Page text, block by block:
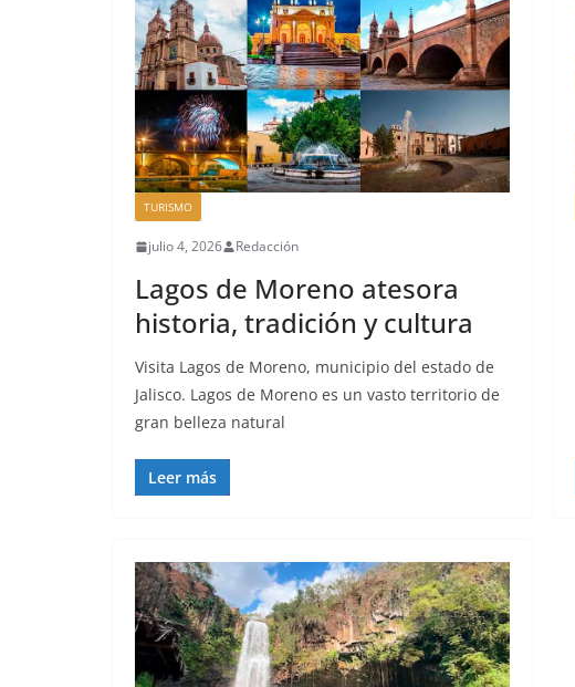
TURISMO
julio 4, 2026 Redacción
Lagos de Moreno atesora
historia, tradición y cultura
Visita Lagos de Moreno, municipio del estado de
Jalisco. Lagos de Moreno es un vasto territorio de
gran belleza natural
Leer más